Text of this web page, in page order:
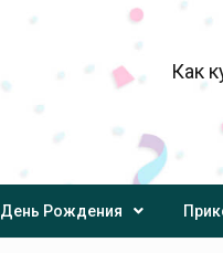
Как
День Рождения